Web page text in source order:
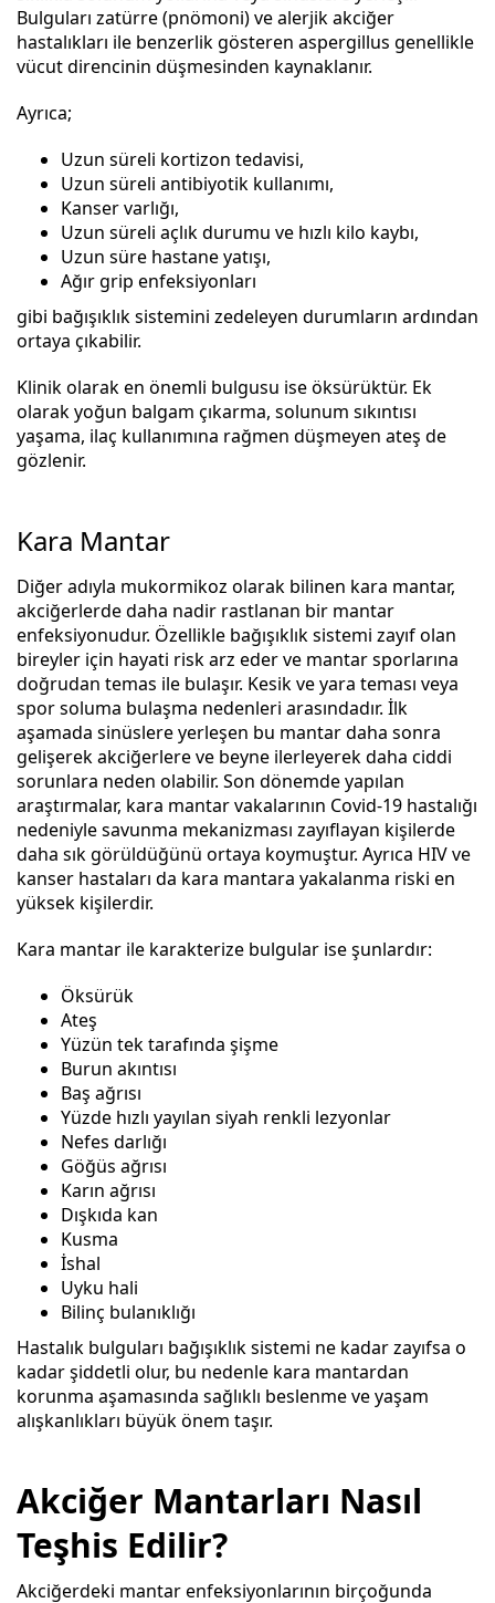
Bulguları zatürre (pnömoni) ve alerjik akciğer
hastalıkları ile benzerlik gösteren aspergillus genellikle
vücut direncinin düşmesinden kaynaklanır.
Ayrıca;
Uzun süreli kortizon tedavisi,
Uzun süreli antibiyotik kullanımı,
Kanser varlığı,
Uzun süreli açlık durumu ve hızlı kilo kaybı,
Uzun süre hastane yatışı,
Ağır grip enfeksiyonları
gibi bağışıklık sistemini zedeleyen durumların ardından
ortaya çıkabilir.
Klinik olarak en önemli bulgusu ise öksürüktür. Ek
olarak yoğun balgam çıkarma, solunum sıkıntısı
yaşama, ilaç kullanımına rağmen düşmeyen ateş de
gözlenir.
Kara Mantar
Diğer adıyla mukormikoz olarak bilinen kara mantar,
akciğerlerde daha nadir rastlanan bir mantar
enfeksiyonudur. Özellikle bağışıklık sistemi zayıf olan
bireyler için hayati risk arz eder ve mantar sporlarına
doğrudan temas ile bulaşır. Kesik ve yara teması veya
spor soluma bulaşma nedenleri arasındadır. İlk
aşamada sinüslere yerleşen bu mantar daha sonra
gelişerek akciğerlere ve beyne ilerleyerek daha ciddi
sorunlara neden olabilir. Son dönemde yapılan
araştırmalar, kara mantar vakalarının Covid-19 hastalığı
nedeniyle savunma mekanizması zayıflayan kişilerde
daha sık görüldüğünü ortaya koymuştur. Ayrıca HIV ve
kanser hastaları da kara mantara yakalanma riski en
yüksek kişilerdir.
Kara mantar ile karakterize bulgular ise şunlardır:
Öksürük
Ateş
Yüzün tek tarafında şişme
Burun akıntısı
Baş ağrısı
Yüzde hızlı yayılan siyah renkli lezyonlar
Nefes darlığı
Göğüs ağrısı
Karın ağrısı
Dışkıda kan
Kusma
İshal
Uyku hali
Bilinç bulanıklığı
Hastalık bulguları bağışıklık sistemi ne kadar zayıfsa o
kadar şiddetli olur, bu nedenle kara mantardan
korunma aşamasında sağlıklı beslenme ve yaşam
alışkanlıkları büyük önem taşır.
Akciğer Mantarları Nasıl
Teşhis Edilir?
Akciğerdeki mantar enfeksiyonlarının birçoğunda